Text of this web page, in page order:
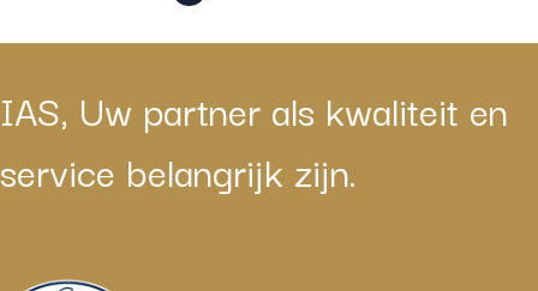
IAS, Uw partner als kwaliteit en
service belangrijk zijn.